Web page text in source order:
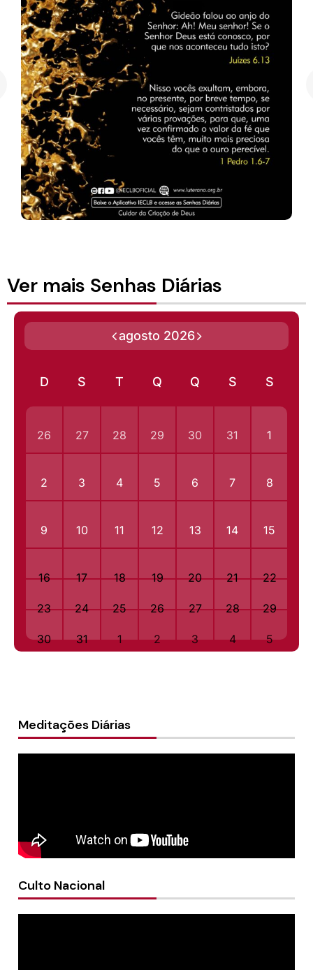
Ver mais Senhas Diárias
agosto 2026
D S T Q Q S S
26 27 28 29 30 31 1
2 3 4 5 6 7 8
9 10 11 12 13 14 15
16 17 18 19 20 21 22
23 24 25 26 27 28 29
30 31 1 2 3 4 5
Meditações Diárias
Culto Nacional